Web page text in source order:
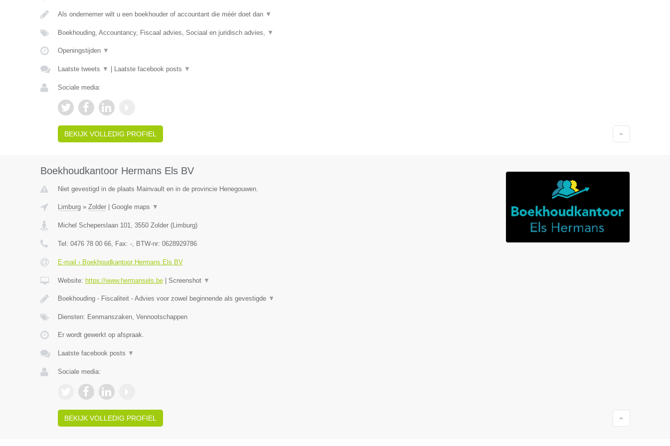
Als ondernemer wilt u een boekhouder of accountant die méér doet dan ▼
Boekhouding, Accountancy, Fiscaal advies, Sociaal en juridisch advies, ▼
Openingstijden ▼
Laatste tweets ▼ Laatste facebook posts ▼
Sociale media:
BEKIJK VOLLEDIG PROFIEL
Boekhoudkantoor Hermans Els BV
Niet gevestigd in de plaats Mainvault en in de provincie Henegouwen.
Limburg» Zolder| Google maps ▼
Michel Scheperslaan 101, 3550 Zolder(Limburg)
Tel: 0476 78 00 66, Fax: -, BTW-nr: 0628929786
E-mail › Boekhoudkantoor Hermans Els BV
Website: https://www.hermansels.be| Screenshot ▼
Boekhouding - Fiscaliteit - Advies voor zowel beginnende als gevestigde ▼
Diensten: Eenmanszaken, Vennootschappen
Er wordt gewerkt op afspraak.
Laatste facebook posts ▼
Sociale media:
BEKIJK VOLLEDIG PROFIEL